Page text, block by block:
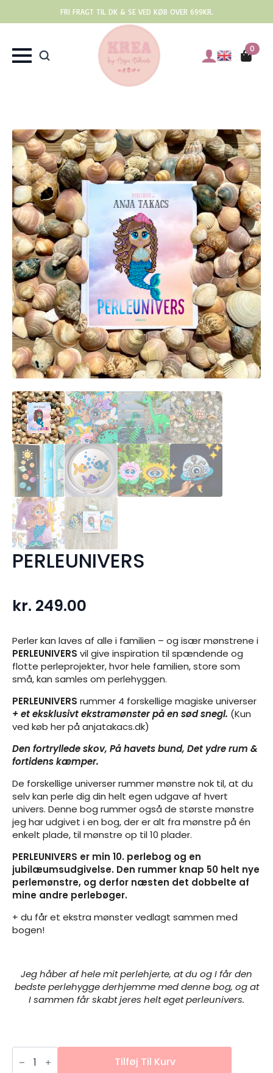
FRI FRAGT TIL DK & SE VED KØB OVER 699KR.
0
PERLEUNIVERS
kr. 249.00
Perler kan laves af alle i familien – og især mønstrene i
PERLEUNIVERS vil give inspiration til spændende og
flotte perleprojekter, hvor hele familien, store som
små, kan samles om perlehyggen.
PERLEUNIVERS rummer 4 forskellige magiske universer
+ et eksklusivt ekstramønster på en sød snegl. (Kun
ved køb her på anjatakacs.dk)
Den fortryllede skov, På havets bund, Det ydre rum &
fortidens kæmper.
De forskellige universer rummer mønstre nok til, at du
selv kan perle dig din helt egen udgave af hvert
univers. Denne bog rummer også de største mønstre
jeg har udgivet i en bog, der er alt fra mønstre på én
enkelt plade, til mønstre op til 10 plader.
PERLEUNIVERS er min 10. perlebog og en
jubilæumsudgivelse. Den rummer knap 50 helt nye
perlemønstre, og derfor næsten det dobbelte af
mine andre perlebøger.
+ du får et ekstra mønster vedlagt sammen med
bogen!
Jeg håber af hele mit perlehjerte, at du og I får den
bedste perlehygge derhjemme med denne bog, og at
I sammen får skabt jeres helt eget perleunivers.
PERLEUNIVERS
antal Tilføj Til Kurv